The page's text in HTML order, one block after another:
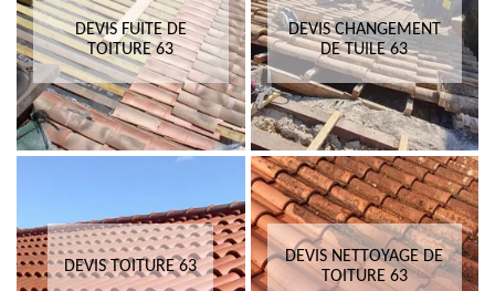
DEVIS FUITE DE
TOITURE 63
DEVIS CHANGEMENT
DE TUILE 63
DEVIS TOITURE 63
DEVIS NETTOYAGE DE
TOITURE 63